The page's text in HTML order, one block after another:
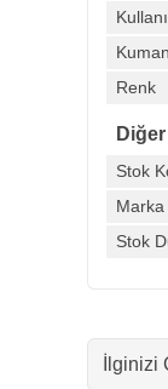
Renk
Stok
Marka
Stok